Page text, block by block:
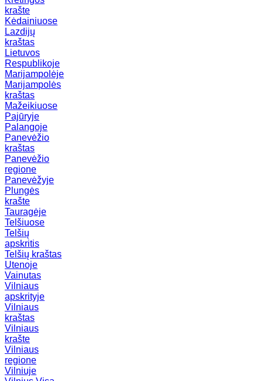
krašte
Kėdainiuose
Lazdijų
kraštas
Lietuvos
Respublikoje
Marijampolėje
Marijampolės
kraštas
Mažeikiuose
Pajūryje
Palangoje
Panevėžio
kraštas
Panevėžio
regione
Panevėžyje
Plungės
krašte
Tauragėje
Telšiuose
Telšių
apskritis
Telšių kraštas
Utenoje
Vainutas
Vilniaus
apskrityje
Vilniaus
kraštas
Vilniaus
krašte
Vilniaus
regione
Vilniuje